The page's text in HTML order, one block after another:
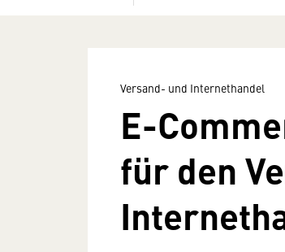
Versand- und Internethandel
E-
für den